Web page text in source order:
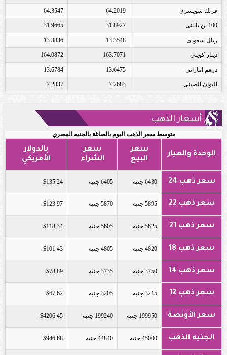
فرنك سويسرى 64.2019
64.3547
100 ين يابانى 31.8927
31.9665
ريال سعودى 13.3548
13.3836
دينار كويتى 163.7071
164.0872
درهم اماراتى 13.6475
13.6784
اليوان الصينى 7.2683
7.2837
أسعار الذهب
متوسط سعر الذهب اليوم بالصاغة بالجنيه المصري
الوحدة والعيار
سعر
البيع
سعر
الشراء
بالدولار
الأمريكي
سعر ذهب 24 6430 جنيه 6405 جنيه $135.24
سعر ذهب 22 5895 جنيه 5870 جنيه $123.97
سعر ذهب 21 5625 جنيه 5605 جنيه $118.34
سعر ذهب 18 4820 جنيه 4805 جنيه $101.43
سعر ذهب 14 3750 جنيه 3735 جنيه $78.89
سعر ذهب 12 3215 جنيه 3205 جنيه $67.62
سعر الأونصة 199950 جنيه 199240 جنيه $4206.45
الجنيه الذهب 45000 جنيه 44840 جنيه $946.68